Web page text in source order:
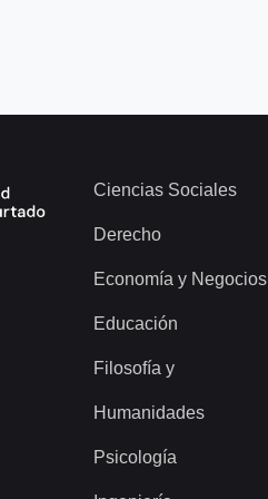
Ciencias Sociales
Derecho
Economía y Negocios
Educación
Filosofía y
Humanidades
Psicología